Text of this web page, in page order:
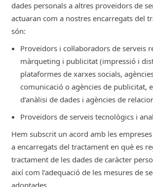
Correu electrònic, Telèfon.
compravenda que s'hagi
través de la web.
Amb l'objectiu de: Posar-se
amb l'usuari en relació
o serveis contractats;
mètodes de pagament
de la web; Per efectuar la
l'elaboració de tiquets de
realitzats a través de la
d'enviaments i
l'atenció a l'usuari en el
dades personals a altres proveïdors de
actuaran com a nostres encarregats del
són:
Proveïdors i col·laboradors de serveis
màrqueting i publicitat (impressió i
plataformes de xarxes socials,
comunicació o agències de publicitat,
d’anàlisi de dades i agències de
Proveïdors de serveis tecnològics i
Hem subscrit un acord amb les
a encarregats del tractament en què es
tractament de les dades de caràcter
així com l’adequació de les mesures de